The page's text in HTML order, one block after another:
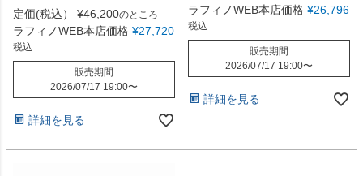
定価(税込）
¥46,200のところ
ラフィノWEB本店価格 ¥27,720
税込
販売期間
2026/07/17 19:00〜
詳細を見る
ラフィノWEB本店価格 ¥26,796
税込
販売期間
2026/07/17 19:00〜
詳細を見る